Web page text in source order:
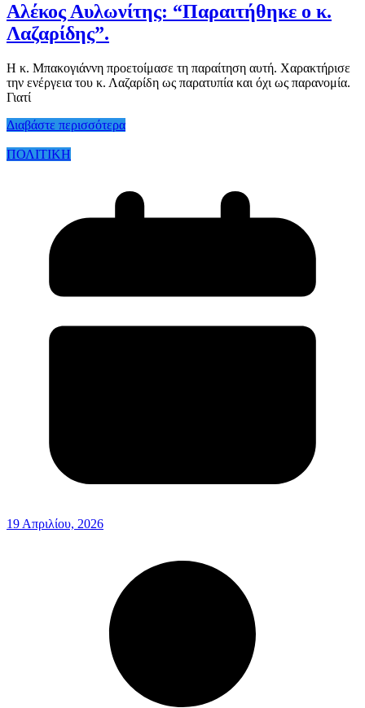
Αλέκος Αυλωνίτης: “Παραιτήθηκε ο κ.
Λαζαρίδης”.
Η κ. Μπακογιάννη προετοίμασε τη παραίτηση αυτή. Χαρακτήρισε
την ενέργεια του κ. Λαζαρίδη ως παρατυπία και όχι ως παρανομία.
Γιατί
Διαβάστε περισσότερα
ΠΟΛΙΤΙΚΗ
19 Απριλίου, 2026